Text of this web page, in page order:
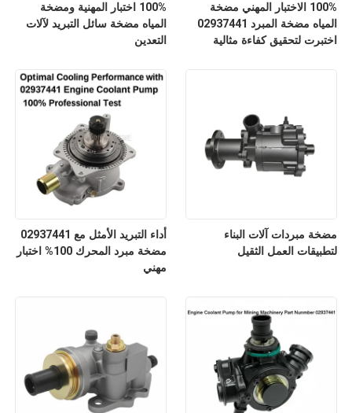
100% اختبار المهنية ومضخة
المياه مضخة سائل التبريد لآلات
التعدين
100% الاختبار المهني مضخة
المياه مضخة المبرد 02937441
اختبرت لتحقيق كفاءة مثالية
أداء التبريد الأمثل مع 02937441
مضخة مبرد المحرك 100% اختبار
مهني
مضخة مبردات آلات البناء
لتطبيقات العمل الثقيل